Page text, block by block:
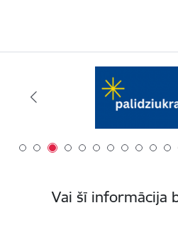
Vai šī informācija